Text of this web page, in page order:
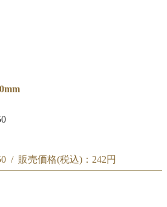
/ 販売価格(税込)： 242円